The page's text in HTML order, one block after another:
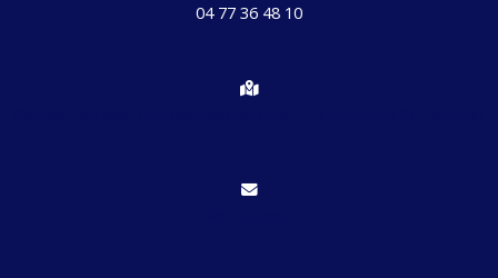
04 77 36 48 10